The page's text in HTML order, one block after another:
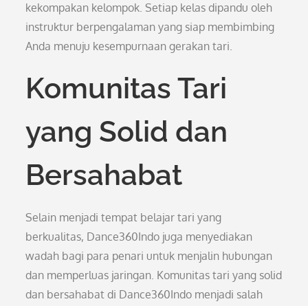
kekompakan kelompok. Setiap kelas dipandu oleh
instruktur berpengalaman yang siap membimbing
Anda menuju kesempurnaan gerakan tari.
Komunitas Tari
yang Solid dan
Bersahabat
Selain menjadi tempat belajar tari yang
berkualitas, Dance360Indo juga menyediakan
wadah bagi para penari untuk menjalin hubungan
dan memperluas jaringan. Komunitas tari yang solid
dan bersahabat di Dance360Indo menjadi salah